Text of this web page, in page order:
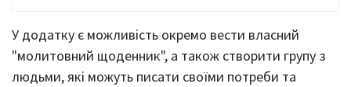
У додатку є можливість окремо вести власний
"молитовний щоденник", а також створити групу з
людьми, які можуть писати своїми потреби та